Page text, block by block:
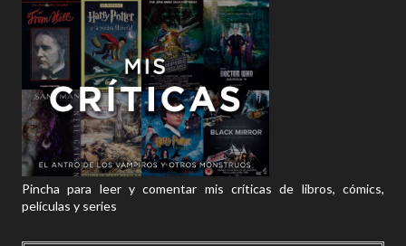
Pincha para leer y comentar mis críticas de libros, cómics,
películas y series